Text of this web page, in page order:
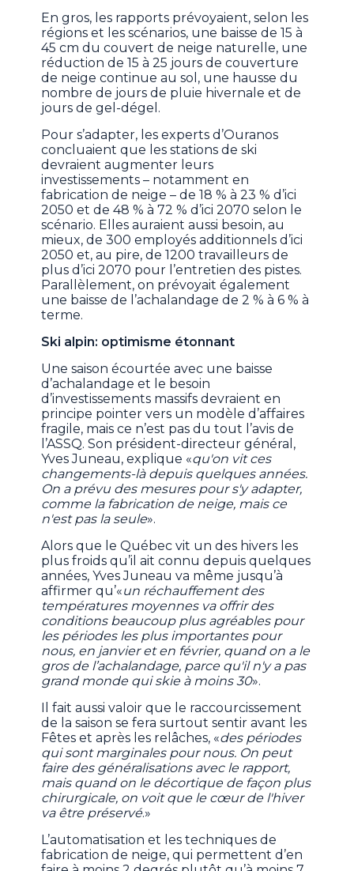
En gros, les rapports prévoyaient, selon les
régions et les scénarios, une baisse de 15 à
45 cm du couvert de neige naturelle, une
réduction de 15 à 25 jours de couverture
de neige continue au sol, une hausse du
nombre de jours de pluie hivernale et de
jours de gel-dégel.
Pour s’adapter, les experts d’Ouranos
concluaient que les stations de ski
devraient augmenter leurs
investissements – notamment en
fabrication de neige – de 18 % à 23 % d’ici
2050 et de 48 % à 72 % d’ici 2070 selon le
scénario. Elles auraient aussi besoin, au
mieux, de 300 employés additionnels d’ici
2050 et, au pire, de 1200 travailleurs de
plus d’ici 2070 pour l’entretien des pistes.
Parallèlement, on prévoyait également
une baisse de l’achalandage de 2 % à 6 % à
terme.
Ski alpin: optimisme étonnant
Une saison écourtée avec une baisse
d’achalandage et le besoin
d’investissements massifs devraient en
principe pointer vers un modèle d’affaires
fragile, mais ce n’est pas du tout l’avis de
l’ASSQ. Son président-directeur général,
Yves Juneau, explique «qu'on vit ces
changements-là depuis quelques années.
On a prévu des mesures pour s'y adapter,
comme la fabrication de neige, mais ce
n'est pas la seule».
Alors que le Québec vit un des hivers les
plus froids qu’il ait connu depuis quelques
années, Yves Juneau va même jusqu’à
affirmer qu’«un réchauffement des
températures moyennes va offrir des
conditions beaucoup plus agréables pour
les périodes les plus importantes pour
nous, en janvier et en février, quand on a le
gros de l’achalandage, parce qu'il n'y a pas
grand monde qui skie à moins 30».
Il fait aussi valoir que le raccourcissement
de la saison se fera surtout sentir avant les
Fêtes et après les relâches, «des périodes
qui sont marginales pour nous. On peut
faire des généralisations avec le rapport,
mais quand on le décortique de façon plus
chirurgicale, on voit que le cœur de l'hiver
va être préservé.»
L’automatisation et les techniques de
fabrication de neige, qui permettent d’en